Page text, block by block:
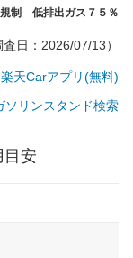
安
制 低排出ガス７５％
日：2026/07/13）
天Carアプリ(無料)
ソリンスタンド検索
目安